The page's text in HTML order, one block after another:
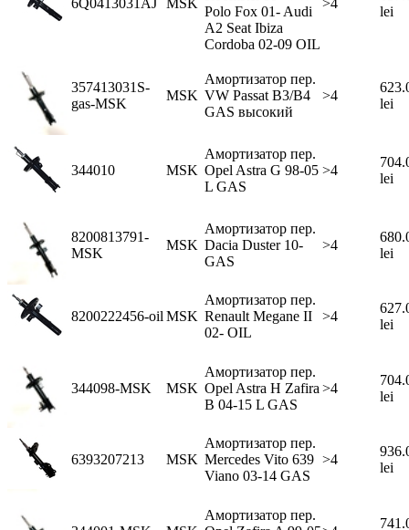
6Q0413031AJ MSK
Polo Fox 01- Audi
A2 Seat Ibiza
Cordoba 02-09 OIL
>4
lei
357413031S-
gas-MSK
MSK
Амортизатор пер.
VW Passat B3/B4
GAS высокий
>4
lei
344010 MSK
Амортизатор пер.
Opel Astra G 98-05
L GAS
>4
lei
8200813791-
MSK
MSK
Амортизатор пер.
Dacia Duster 10-
GAS
>4
lei
8200222456-oil MSK
Амортизатор пер.
Renault Megane II
02- OIL
>4
lei
344098-MSK MSK
Амортизатор пер.
Opel Astra H Zafira
B 04-15 L GAS
>4
lei
6393207213 MSK
Амортизатор пер.
Mercedes Vito 639
Viano 03-14 GAS
>4
lei
Амортизатор пер.